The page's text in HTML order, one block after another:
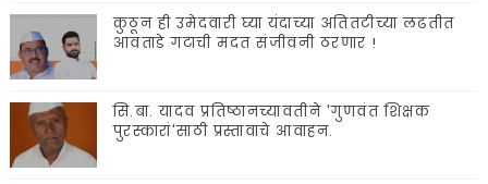
कुठून ही उमेदवारी घ्या यंदाच्या अतितटीच्या लढतीत
आवताडे गटाची मदत संजीवनी ठरणार !
सि.बा. यादव प्रतिष्ठानच्यावतीने 'गुणवंत शिक्षक
पुरस्कारां'साठी प्रस्तावाचे आवाहन.